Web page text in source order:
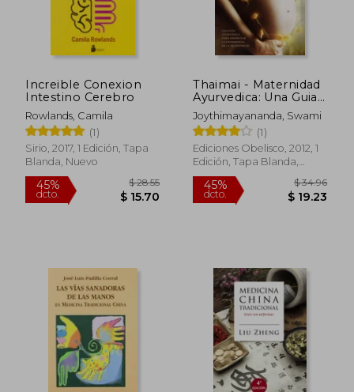
45%
dcto. $ 103.27
45%
dcto.
Increible Conexion
Intestino Cerebro
Rowlands, Camila
(1)
Sirio, 2017, 1 Edición, Tapa
Blanda, Nuevo
Thaimai - Maternidad
Ayurvedica: Una Guia
Ayurvedica Para
Disfrutar la
Experiencia de la
Maternidad
Joythimayananda, Swami
(1)
Ediciones Obelisco, 2012, 1
Edición, Tapa Blanda,
Nuevo